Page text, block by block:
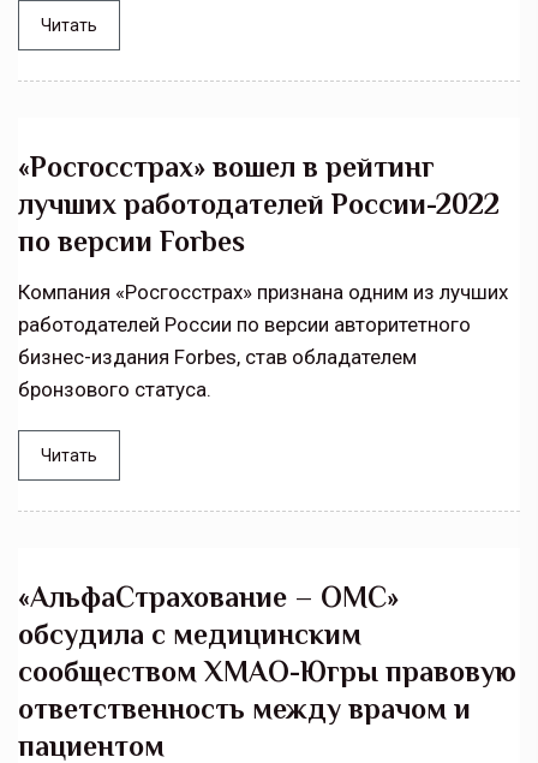
Читать
«Росгосстрах» вошел в рейтинг
лучших работодателей России-2022
по версии Forbes
Компания «Росгосстрах» признана одним из лучших
работодателей России по версии авторитетного
бизнес-издания Forbes, став обладателем
бронзового статуса.
Читать
«АльфаСтрахование – ОМС»
обсудила с медицинским
сообществом ХМАО-Югры правовую
ответственность между врачом и
пациентом